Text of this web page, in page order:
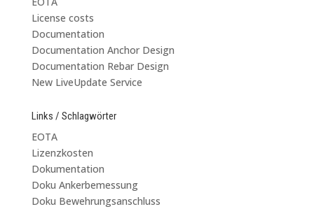
License costs
Documentation
Documentation Anchor Design
Documentation Rebar Design
New LiveUpdate Service
Links / Schlagwörter
EOTA
Lizenzkosten
Dokumentation
Doku Ankerbemessung
Doku Bewehrungsanschluss